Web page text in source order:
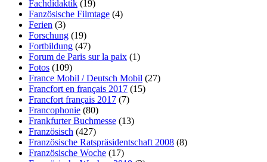
Fachdidaktik (19)
Fanzösische Filmtage (4)
Ferien (3)
Forschung (19)
Fortbildung (47)
Forum de Paris sur la paix (1)
Fotos (109)
France Mobil / Deutsch Mobil (27)
Francfort en français 2017 (15)
Francfort français 2017 (7)
Francophonie (80)
Frankfurter Buchmesse (13)
Französisch (427)
Französische Ratspräsidentschaft 2008 (8)
Französische Woche (17)